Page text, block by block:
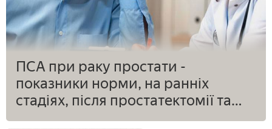
ПСА при раку простати -
показники норми, на ранніх
стадіях, після простатектомії та
променевої терапії